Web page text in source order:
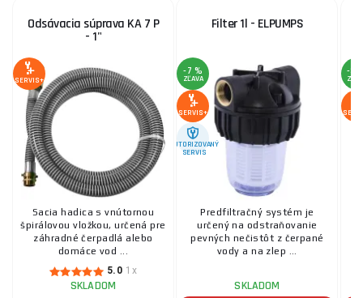
Odsávacia súprava KA 7 P
- 1"
SERVIS+
Sacia hadica s vnútornou
špirálovou vložkou, určená pre
záhradné čerpadlá alebo
domáce vod ...
5.0 1x
SKLADOM
Filter 1l - ELPUMPS
-7 %
ZĽAVA
SERVIS+
AUTORIZOVANÝ
SERVIS
Predfiltračný systém je
určený na odstraňovanie
pevných nečistôt z čerpané
vody a na zlep ...
SKLADOM
-3